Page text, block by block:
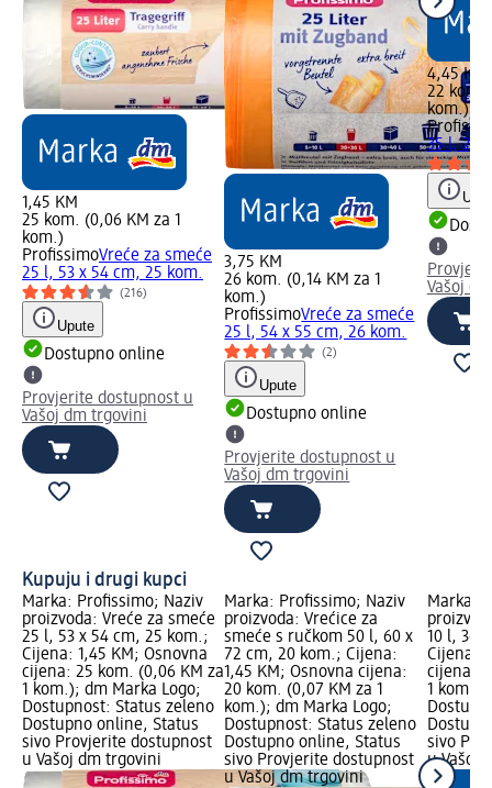
1,45 KM
25 kom. (0,06 KM za 1
kom.)
ProfissimoVreće za smeće
25 l, 53 x 54 cm, 25 kom.
(216)
Upute
Dostupno online
Provjerite dostupnost u
Vašoj dm trgovini
3,75 KM
26 kom. (0,14 KM za 1
kom.)
ProfissimoVreće za smeće
25 l, 54 x 55 cm, 26 kom.
(2)
Upute
Dostupno online
Provjerite dostupnost u
Vašoj dm trgovini
4,45 KM
22 kom.
kom.)
35 l, 22
Vašoj
Kupuju i drugi kupci
Marka: Profissimo; Naziv
proizvoda: Vreće za smeće
25 l, 53 x 54 cm, 25 kom.;
Cijena: 1,45 KM; Osnovna
cijena: 25 kom. (0,06 KM za
1 kom.); dm Marka Logo;
Dostupnost: Status zeleno
Dostupno online, Status
sivo Provjerite dostupnost
u Vašoj dm trgovini
Marka: Profissimo; Naziv
proizvoda: Vrećice za
smeće s ručkom 50 l, 60 x
72 cm, 20 kom.; Cijena:
1,45 KM; Osnovna cijena:
20 kom. (0,07 KM za 1
kom.); dm Marka Logo;
Dostupnost: Status zeleno
Dostupno online, Status
sivo Provjerite dostupnost
u Vašoj dm trgovini
Marka:
10 l, 36
Cijena:
cijena:
1 kom.);
sivo
u Vašoj